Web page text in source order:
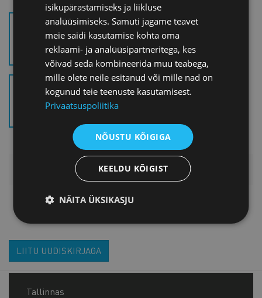
REKLAAMISEADUSE
MUUTMISE SEADUSE
EELNÕU (.PDF)
REKLAAMISEADUSE
MUUTMISE SEADUSE
EELNOU SELETUSKIRI (.PDF)
LISAINFO
LIITU UUDISKIRJAGA
Tallinnas
isikupärastamiseks ja liikluse
analüüsimiseks. Samuti jagame teavet
meie saidi kasutamise kohta oma
reklaami- ja analüüsipartneritega, kes
võivad seda kombineerida muu teabega,
mille olete neile esitanud või mille nad on
kogunud teie teenuste kasutamisest.
Privaatsuspoliitika
NÕUSTU KÕIGIGA
KEELDU KÕIGIST
NÄITA ÜKSIKASJU